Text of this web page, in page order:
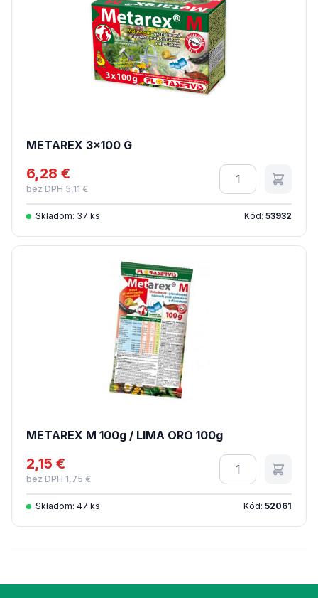
METAREX 3x100 G
6,28 €
bez DPH 5,11 €
Množstvo
Skladom: 37 ks Kód: 53932
METAREX M 100g / LIMA ORO 100g
2,15 €
bez DPH 1,75 €
Množstvo
Skladom: 47 ks Kód: 52061